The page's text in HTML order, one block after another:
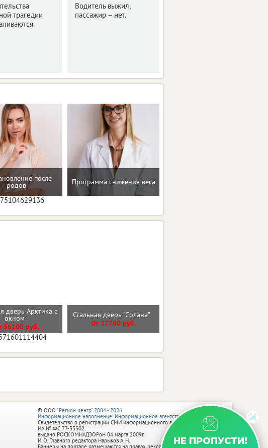
трагедии
Водитель выжил,
пассажир – нет.
после
родов Программа снижения веса
дверь Арктика с
окном
56100 руб.
Стальная дверь "Солана"
От 37700 руб.
НЕ ПРОПУСТИ!
© ООО "Регион центр" 2004 - 2026
Информационное наполнение: Информационное агентство vRossii.ru
Свидетельство о регистрации СМИ информационного агентства vRossii.ru
ИА № ФС 77‑35502
выдано РОСКОМНАДЗОРом 04 марта 2009г.
И. О. Главного редактора Нарыков А. Н.
Баннеры на портале размещаются на правах рекламы.